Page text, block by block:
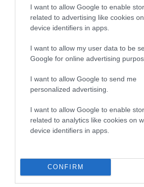
I want to allow Google to enable
related to advertising like cookies
device identifiers in apps.
I want to allow my user data to be
Google for online advertising
I want to allow Google to send me
personalized advertising.
I want to allow Google to enable
related to analytics like cookies on
device identifiers in apps.
CONFIRM
Η Άνδρος συνεχίζει να μπαρκάρει…
ΠΡΟΣΟΧΗ: Πολύ υψηλός κίνδυνος
ΧΩΡΟΤΑΞΙΚΟ ΓΙΑ ΤΟΝ
Πρόσφατα Άρθρα
ΔΡΩΜΕΝΑ:
ναυτοσύνη